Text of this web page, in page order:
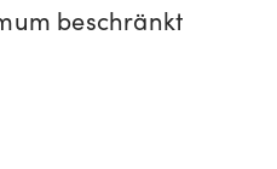
beschränkt